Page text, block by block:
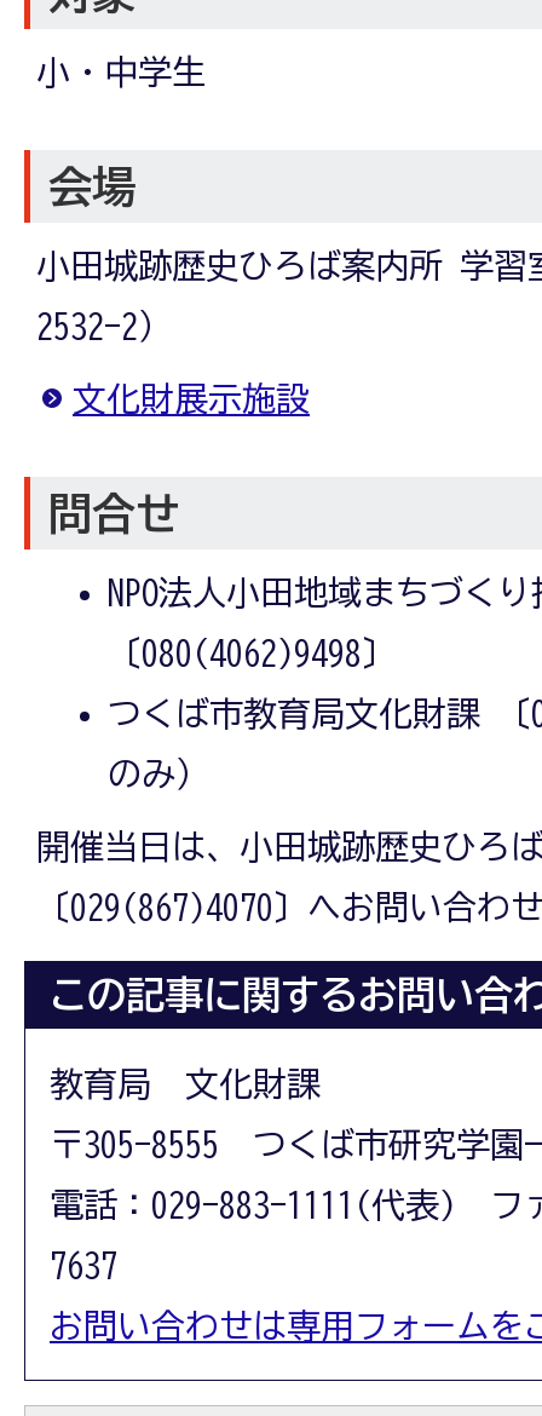
小・中学生
会場
小田城跡歴史ひろば案内所 学習
2532-2）
文化財展示施設
問合せ
NPO法人小田地域まちづく
〔080(4062)9498〕
つくば市教育局文化財課 〔
のみ）
開催当日は、小田城跡歴史ひろ
〔029(867)4070〕へお問い合わ
この記事に関するお問い合
教育局 文化財課
〒305-8555 つくば市研究学園
電話：029-883-1111(代表) フ
7637
お問い合わせは専用フォームを